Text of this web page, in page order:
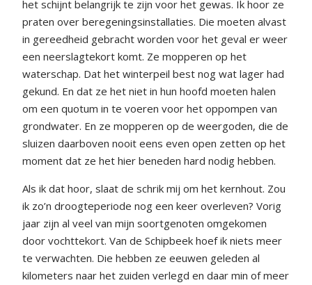
het schijnt belangrijk te zijn voor het gewas. Ik hoor ze
praten over beregeningsinstallaties. Die moeten alvast
in gereedheid gebracht worden voor het geval er weer
een neerslagtekort komt. Ze mopperen op het
waterschap. Dat het winterpeil best nog wat lager had
gekund. En dat ze het niet in hun hoofd moeten halen
om een quotum in te voeren voor het oppompen van
grondwater. En ze mopperen op de weergoden, die de
sluizen daarboven nooit eens even open zetten op het
moment dat ze het hier beneden hard nodig hebben.
Als ik dat hoor, slaat de schrik mij om het kernhout. Zou
ik zo’n droogteperiode nog een keer overleven? Vorig
jaar zijn al veel van mijn soortgenoten omgekomen
door vochttekort. Van de Schipbeek hoef ik niets meer
te verwachten. Die hebben ze eeuwen geleden al
kilometers naar het zuiden verlegd en daar min of meer